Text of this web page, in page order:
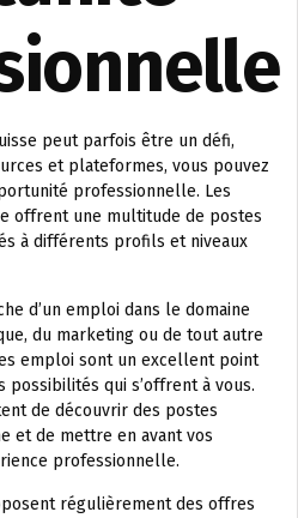
peut parfois être un défi,
et plateformes, vous pouvez
professionnelle. Les
offrent une multitude de postes
à différents profils et niveaux
d’un emploi dans le domaine
du marketing ou de tout autre
emploi sont un excellent point
qui s’offrent à vous.
de découvrir des postes
et de mettre en avant vos
professionnelle.
régulièrement des offres